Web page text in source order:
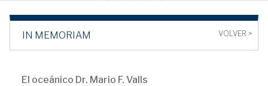
IN MEMORIAM VOLVER >
El oceánico Dr. Mario F. Valls